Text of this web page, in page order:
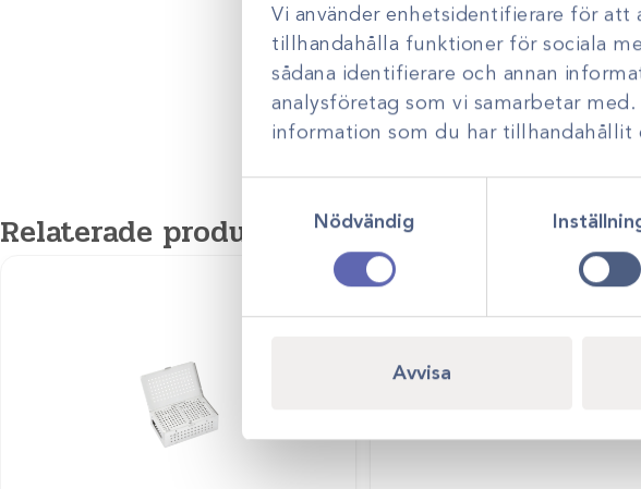
Vi använder enhetsidentifierare för att
tillhandahålla funktioner för sociala
sådana identifierare och annan
analysföretag som vi samarbetar
information som du har tillhandahållit
Nödvändig
Avvisa
Relaterade produkter